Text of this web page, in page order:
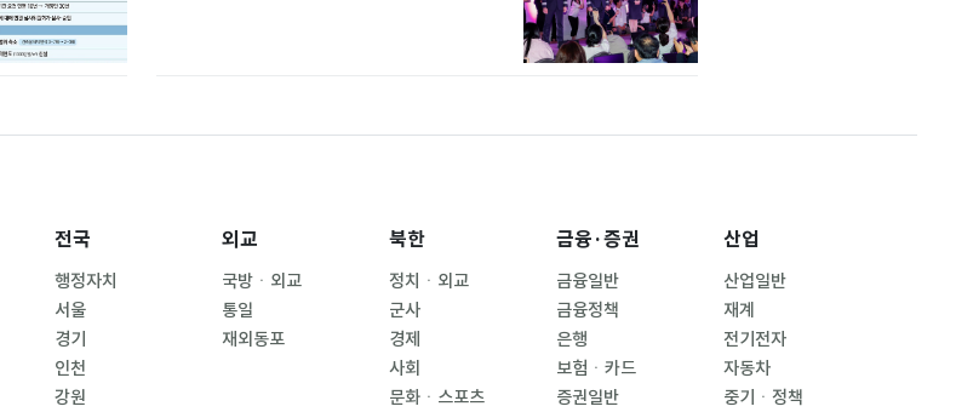
전국
행정자치
서울
경기
인천
강원
외교
국방ㆍ외교
통일
재외동포
북한
정치ㆍ외교
군사
경제
사회
문화ㆍ스포츠
금융·증권
금융일반
금융정책
은행
보험ㆍ카드
증권일반
산업
산업일반
재계
전기전자
자동차
중기ㆍ정책